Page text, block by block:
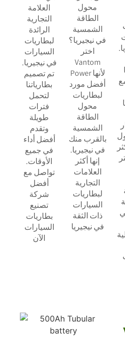
العلامة
التجارية
الرائدة
لبطاريات
السيارات
في نيجيريا.
تم تصميم
بطارياتنا
لتحمل
فترات
طويلة
وتقدم
أفضل أداء
في جميع
الأوقات.
تواصل مع
أفضل
شركة
تصنيع
بطاريات
السيارات
الآن
محول
الطاقة
الشمسية
في نيجيريا؟
اختر
Vantom
Power لأنها
أفضل مورد
لبطاريات
محول
الطاقة
الشمسية
بالقرب منك
في نيجيريا.
إنها أكثر
العلامات
التجارية
لبطاريات
السيارات
ذات الثقة
في نيجيريا